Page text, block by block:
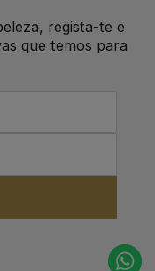
regista-te e
que temos para